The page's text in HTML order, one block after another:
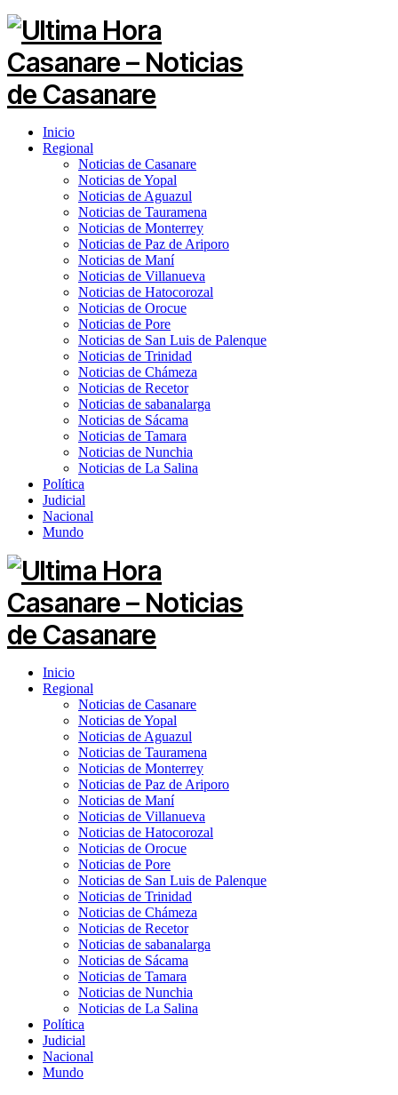
Inicio
Regional
Noticias de Casanare
Noticias de Yopal
Noticias de Aguazul
Noticias de Tauramena
Noticias de Monterrey
Noticias de Paz de Ariporo
Noticias de Maní
Noticias de Villanueva
Noticias de Hatocorozal
Noticias de Orocue
Noticias de Pore
Noticias de San Luis de Palenque
Noticias de Trinidad
Noticias de Chámeza
Noticias de Recetor
Noticias de sabanalarga
Noticias de Sácama
Noticias de Tamara
Noticias de Nunchia
Noticias de La Salina
Política
Judicial
Nacional
Mundo
Inicio
Regional
Noticias de Casanare
Noticias de Yopal
Noticias de Aguazul
Noticias de Tauramena
Noticias de Monterrey
Noticias de Paz de Ariporo
Noticias de Maní
Noticias de Villanueva
Noticias de Hatocorozal
Noticias de Orocue
Noticias de Pore
Noticias de San Luis de Palenque
Noticias de Trinidad
Noticias de Chámeza
Noticias de Recetor
Noticias de sabanalarga
Noticias de Sácama
Noticias de Tamara
Noticias de Nunchia
Noticias de La Salina
Política
Judicial
Nacional
Mundo